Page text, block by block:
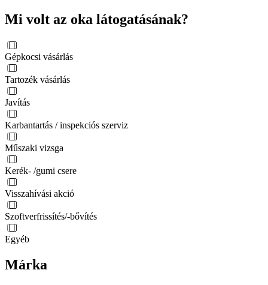
Mi volt az oka látogatásának?
Gépkocsi vásárlás
Tartozék vásárlás
Javítás
Karbantartás / inspekciós szerviz
Műszaki vizsga
Kerék- /gumi csere
Visszahívási akció
Szoftverfrissítés/-bővítés
Egyéb
Márka